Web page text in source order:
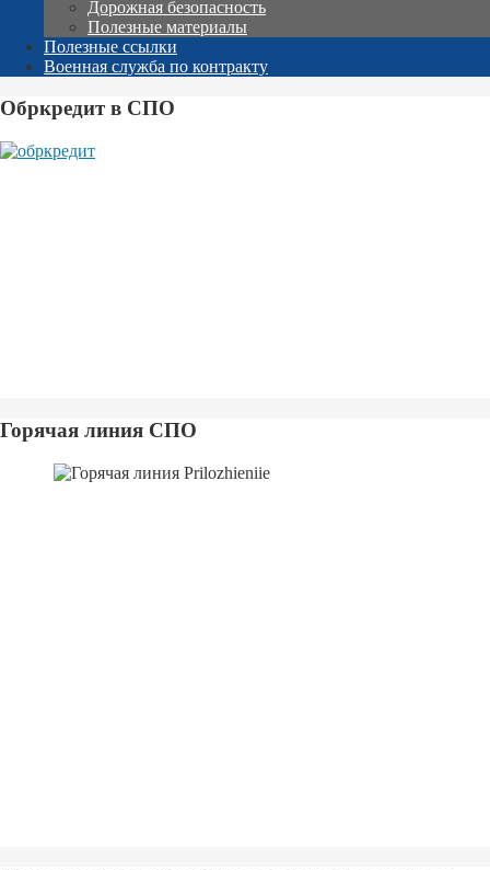
Дорожная безопасность
Полезные материалы
Полезные ссылки
Военная служба по контракту
Обркредит в СПО
Горячая линия СПО